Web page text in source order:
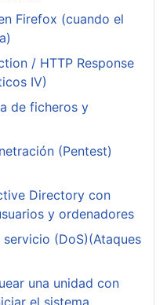
Firefox (cuando el
/ HTTP Response
IV)
de ficheros y
(Pentest)
Directory con
y ordenadores
(DoS)(Ataques
una unidad con
el sistema